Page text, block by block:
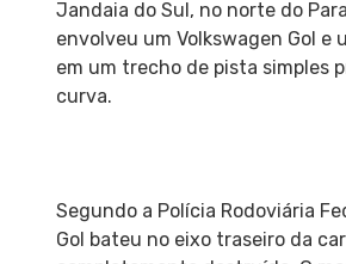
Jandaia do Sul, no norte do
envolveu um Volkswagen Gol e
em um trecho de pista simples
curva.
Segundo a Polícia Rodoviária
Gol bateu no eixo traseiro da